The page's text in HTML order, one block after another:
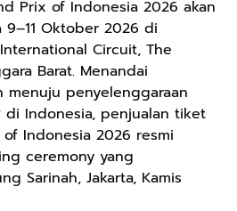
Prix of Indonesia 2026 akan
Oktober 2026 di
Circuit, The
Barat. Menandai
menuju penyelenggaraan
di Indonesia, penjualan tiket
Indonesia 2026 resmi
ceremony yang
Sarinah, Jakarta, Kamis